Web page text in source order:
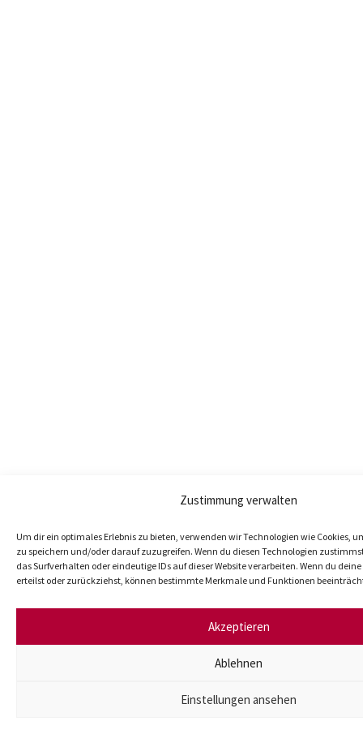
Zustimmung verwalten
Um dir ein optimales Erlebnis zu bieten, verwenden wir Technologien wie Cookies,
zu speichern und/oder darauf zuzugreifen. Wenn du diesen Technologien
das Surfverhalten oder eindeutige IDs auf dieser Website verarbeiten. Wenn du
erteilst oder zurückziehst, können bestimmte Merkmale und Funktionen
Akzeptieren
Ablehnen
Einstellungen ansehen